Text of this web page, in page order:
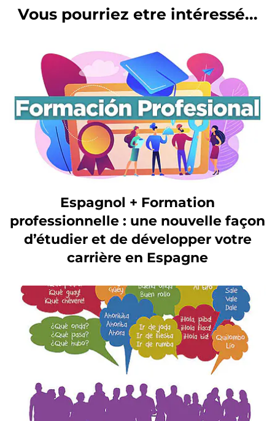
Vous pourriez etre intéressé...
Espagnol + Formation
professionnelle : une nouvelle façon
d’étudier et de développer votre
carrière en Espagne